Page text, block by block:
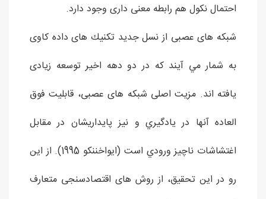
احتمال نکول هم رابطه معنی داری وجود دارد.
شبكه های عصبی از نسل جديد تكنيك های داده كاوی
به شمار مي آيند كه در دو دهه اخير توسعه زيادی
يافته اند. مزيت اصلی شبكه های عصبی، قابليت فوق
العاده آنها در يادگيري و نيز پايداريشان در مقابل
اغتشاشات ناچيز ورودي است (ایواخننکو 1995). از این
رو در این تحقیق، از روش های اقتصادسنجی متعارف